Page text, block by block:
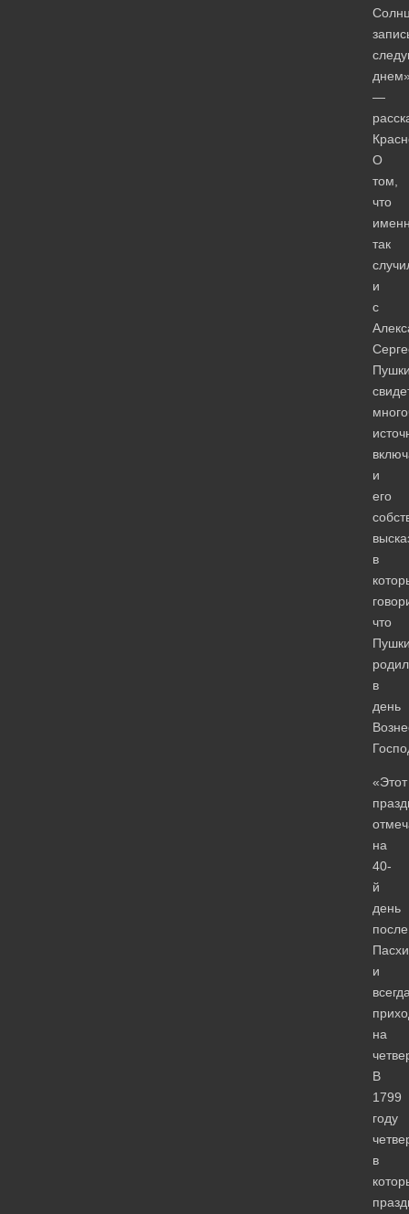
—
О
том,
что
так
и
с
и
его
в
что
в
день
«Этот
на
40-
й
день
после
Пасхи
и
на
В
1799
году
в